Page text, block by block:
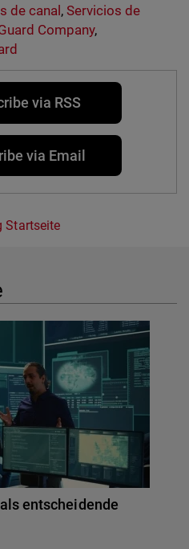
de canal ,Servicios de
Company,
via RSS
via Email
Startseite
entscheidende